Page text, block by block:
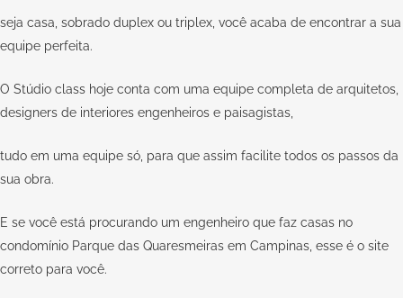
seja casa, sobrado duplex ou triplex, você acaba de encontrar a sua
equipe perfeita.
O Stúdio class hoje conta com uma equipe completa de arquitetos,
designers de interiores engenheiros e paisagistas,
tudo em uma equipe só, para que assim facilite todos os passos da
sua obra.
E se você está procurando um engenheiro que faz casas no
condomínio Parque das Quaresmeiras em Campinas, esse é o site
correto para você.